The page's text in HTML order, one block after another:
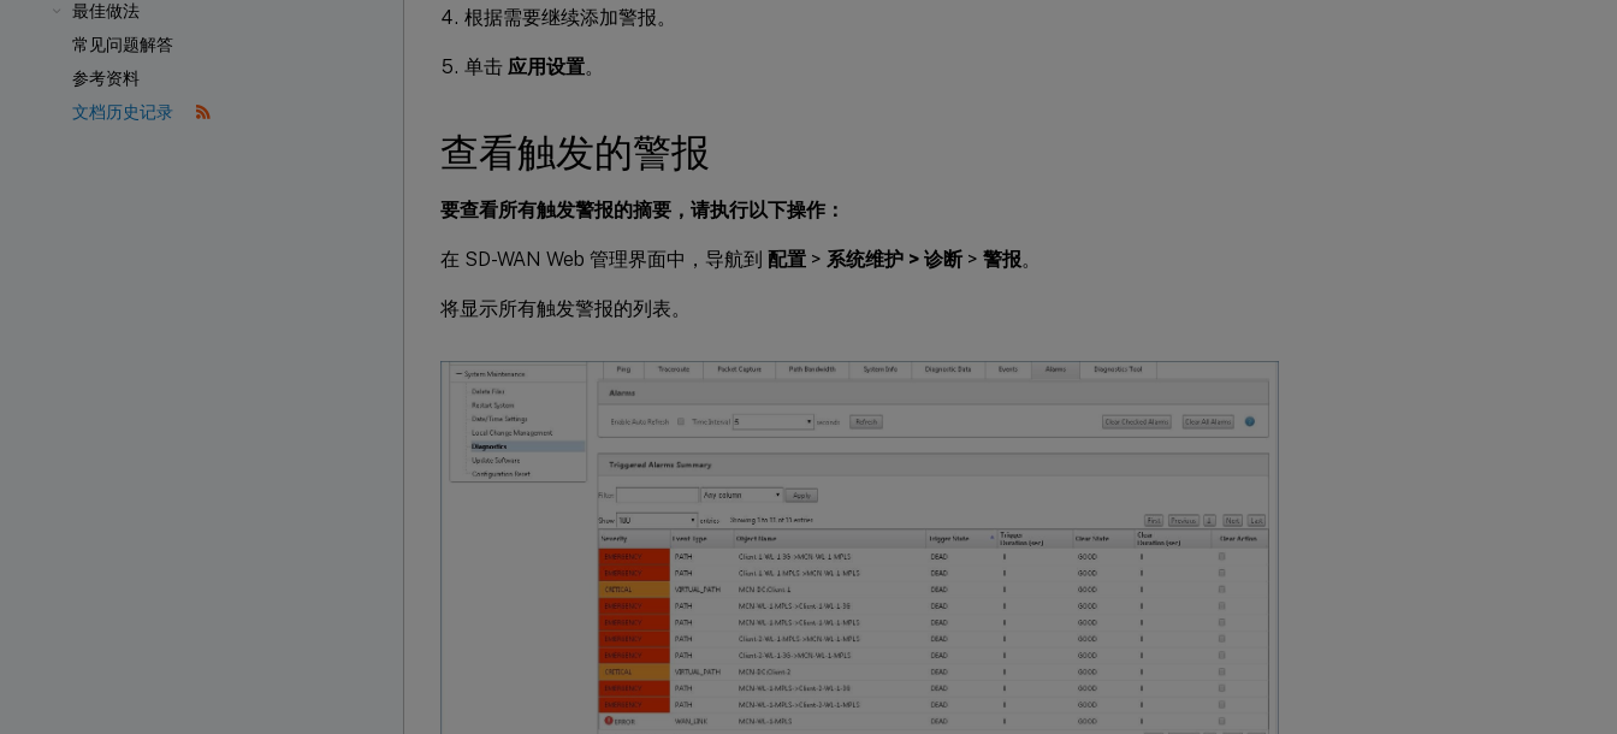
最佳做法
常见问题解答
参考资料
文档历史记录
根据需要继续添加警报。
单击 应用设置。
查看触发的警报
要查看所有触发警报的摘要，请执行以下操作：
在 SD-WAN Web 管理界面中，导航到 配置 > 系统维护 > 诊断 > 警报。
将显示所有触发警报的列表。